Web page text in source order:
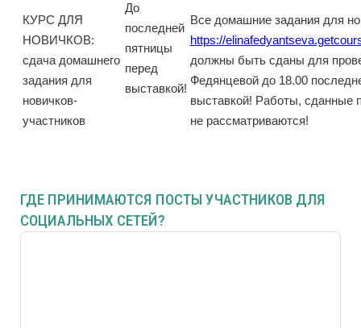
КУРС ДЛЯ
НОВИЧКОВ:
сдача домашнего
задания для
новичков-
участников
До
последней
пятницы
перед
выставкой!
Все домашние задания для
https://
должны быть сданы для
Федянцевой до 18.00
выставкой! Работы, сданные
не рассматриваются!
ГДЕ ПРИНИМАЮТСЯ ПОСТЫ УЧАСТНИКОВ ДЛЯ
СОЦИАЛЬНЫХ СЕТЕЙ?